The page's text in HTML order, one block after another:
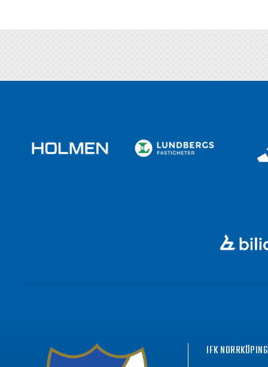
IFK NORRKÖPING